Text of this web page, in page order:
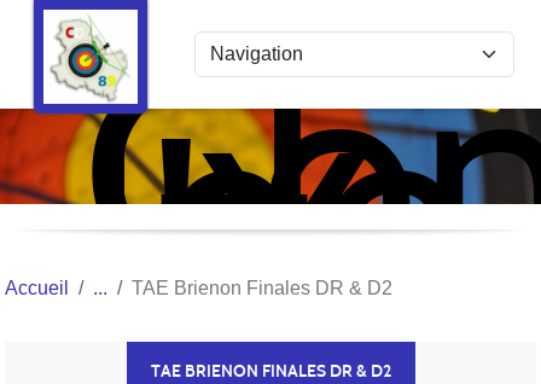
de
Tir
Accueil TAE Brienon Finales DR & D2
TAE BRIENON FINALES DR & D2
Panneau de gestion des cookies